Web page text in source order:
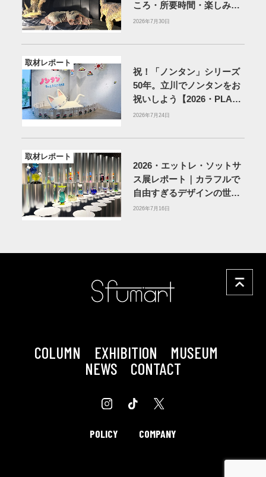
ころ・所要時間・楽しみ方
を紹介
2026年7月30日
取材レポート
祝！「ノンタン」シリーズ
50年。立川でノンタンをお
祝いしよう【2026・PLAY!
MUSEUM】
2026年7月24日
取材レポート
2026・エットレ・ソットサ
ス展レポート｜カラフルで
自由すぎるデザインの世界
を体験
2026年7月16日
COLUMN EXHIBITION
MUSEUM
NEWS
CONTACT
POLICY COMPANY